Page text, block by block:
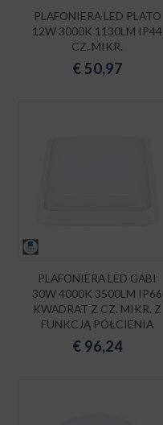
PLAFONIERA LED PLATO
12W 3000K 1130LM IP44
CZ. MIKR.
€50,97
PLAFONIERA LED GABI
30W 4000K 3500LM IP66
KWADRAT Z CZ. MIKR. Z
FUNKCJĄ PÓŁCIENIA
€ 96,24